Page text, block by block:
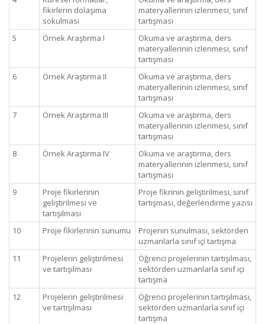
fikirlerin dolaşıma
sokulması
materyallerinin izlenmesi, sınıf
tartışması
5
Örnek Araştırma I
Okuma ve araştırma, ders
materyallerinin izlenmesi, sınıf
tartışması
6
Örnek Araştırma II
Okuma ve araştırma, ders
materyallerinin izlenmesi, sınıf
tartışması
7
Örnek Araştırma III
Okuma ve araştırma, ders
materyallerinin izlenmesi, sınıf
tartışması
8
Örnek Araştırma IV
Okuma ve araştırma, ders
materyallerinin izlenmesi, sınıf
tartışması
9
Proje fikirlerinin
geliştirilmesi ve
tartışılması
Proje fikrinin geliştirilmesi, sınıf
tartışması, değerlendirme yazısı
10 Proje fikirlerinin sunumu
Projenin sunulması, sektörden
uzmanlarla sınıf içi tartışma
11
Projelerin geliştirilmesi
ve tartışılması
Öğrenci projelerinin tartışılması,
sektörden uzmanlarla sınıf içi
tartışma
12
Projelerin geliştirilmesi
ve tartışılması
Öğrenci projelerinin tartışılması,
sektörden uzmanlarla sınıf içi
tartışma